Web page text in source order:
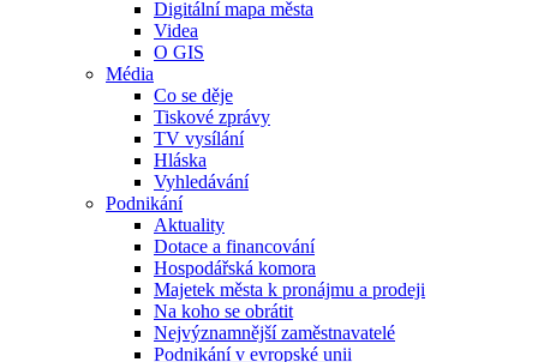
Digitální mapa města
Videa
O GIS
Média
Co se děje
Tiskové zprávy
TV vysílání
Hláska
Vyhledávání
Podnikání
Aktuality
Dotace a financování
Hospodářská komora
Majetek města k pronájmu a prodeji
Na koho se obrátit
Nejvýznamnější zaměstnavatelé
Podnikání v evropské unii